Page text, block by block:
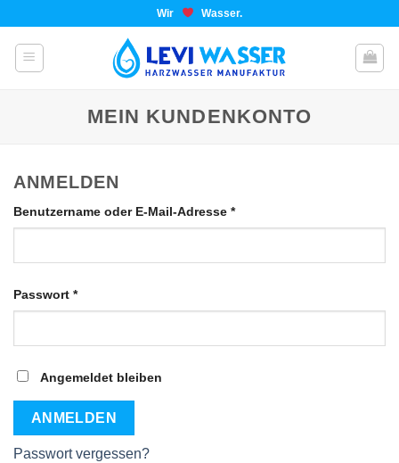
Wir Wasser.
MEIN KUNDENKONTO
ANMELDEN
Benutzername oder E-Mail-Adresse *
Passwort *
Angemeldet bleiben
ANMELDEN
Passwort vergessen?